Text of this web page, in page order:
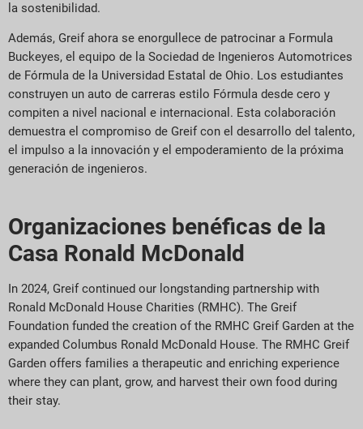
la sostenibilidad.
Además, Greif ahora se enorgullece de patrocinar a Formula
Buckeyes, el equipo de la Sociedad de Ingenieros Automotrices
de Fórmula de la Universidad Estatal de Ohio. Los estudiantes
construyen un auto de carreras estilo Fórmula desde cero y
compiten a nivel nacional e internacional. Esta colaboración
demuestra el compromiso de Greif con el desarrollo del talento,
el impulso a la innovación y el empoderamiento de la próxima
generación de ingenieros.
Organizaciones benéficas de la
Casa Ronald McDonald
In 2024, Greif continued our longstanding partnership with
Ronald McDonald House Charities (RMHC). The Greif
Foundation funded the creation of the RMHC Greif Garden at the
expanded Columbus Ronald McDonald House. The RMHC Greif
Garden offers families a therapeutic and enriching experience
where they can plant, grow, and harvest their own food during
their stay.